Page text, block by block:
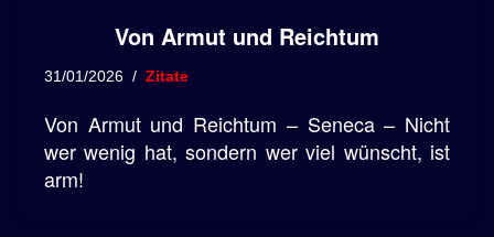
Von Armut und Reichtum
31/01/2026 Zitate
Von Armut und Reichtum – Seneca – Nicht
wer wenig hat, sondern wer viel wünscht, ist
arm!